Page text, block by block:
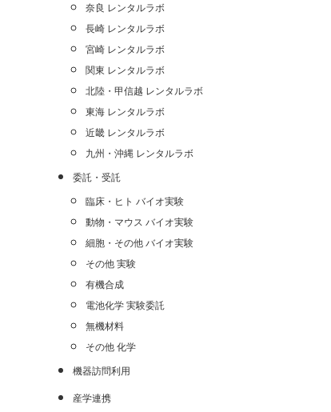
奈良 レンタルラボ
長崎 レンタルラボ
宮崎 レンタルラボ
関東 レンタルラボ
北陸・甲信越 レンタルラボ
東海 レンタルラボ
近畿 レンタルラボ
九州・沖縄 レンタルラボ
委託・受託
臨床・ヒト バイオ実験
動物・マウス バイオ実験
細胞・その他 バイオ実験
その他 実験
有機合成
電池化学 実験委託
無機材料
その他 化学
機器訪問利用
産学連携